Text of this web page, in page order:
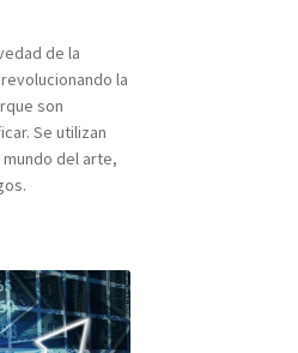
de la
la
son
Se utilizan
del arte,